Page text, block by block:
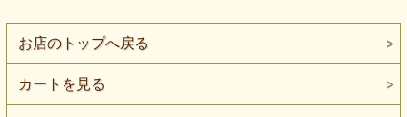
お店のトップへ戻る
カートを見る